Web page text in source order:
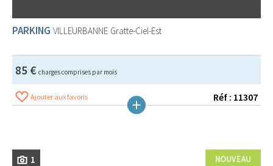
PARKING VILLEURBANNE Gratte-Ciel-Est
85 € charges comprises par mois
Ajouter aux favoris Réf : 11307
1